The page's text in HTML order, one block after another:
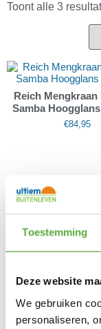
Toestemming
Deze website
We gebruiken
personaliseren,
Toont alle 3
Reich Mengkraan
Samba
€84,95
Keramik
€109,95
Je hebt